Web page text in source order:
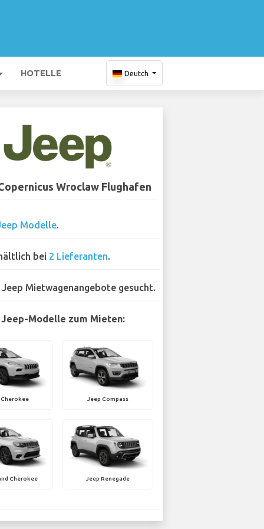
HOTELLE Deutch
Wroclaw Flughafen
Modelle.
bei 2 Lieferanten.
Jeep Mietwagenangebote gesucht.
Modelle zum Mieten:
Cherokee Jeep Compass
Cherokee Jeep Renegade